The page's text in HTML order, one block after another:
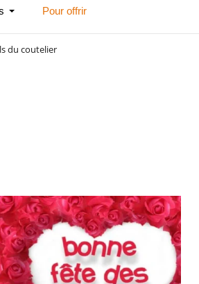
Pour offrir
du coutelier